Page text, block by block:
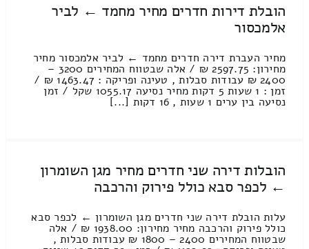
הובלת דירות חדרים מחיר מחמד ← לביר
אלמכסור
מחיר העברת דירה חדרים מחמד ← לביר אלמכסור מחיר
מחירון: 2597.75 ₪ / אלה שבטווח המחירים 3200 –
2400 ₪ עבודות סבלות , טעינה ופריקה : 1463.47 ₪ /
זמן : 1 שעות 5 דקות מחיר נסיעה 1055.17 שקל / זמן
נסיעה בין ערים 1 שעות , 16 דקות [...]
הובלות דירה שני חדרים מחיר מגן השומרון
← לכפר סבא כולל פירוק והרכבה
עלות הובלת דירה שני חדרים מגן השומרון ← לכפר סבא
כולל פירוק והרכבה מחיר מחירון: 1938.00 ₪ / אלה
שבטווח המחירים 2400 – 1800 ₪ עבודות סבלות ,